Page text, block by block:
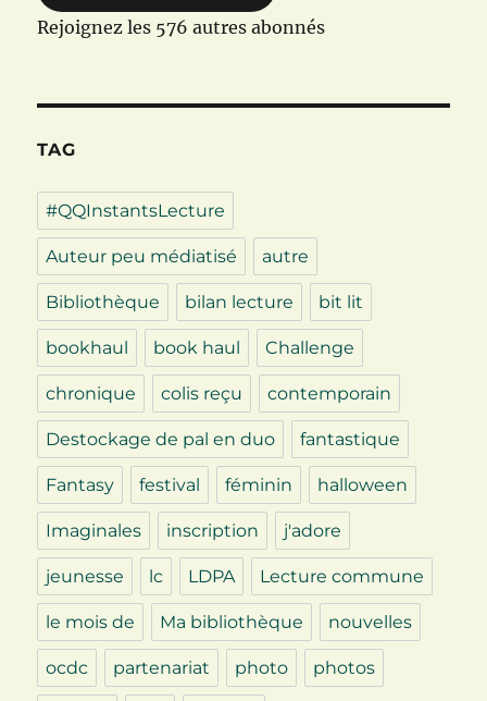
Rejoignez les 576 autres abonnés
TAG
#QQInstantsLecture
Auteur peu médiatisé autre
Bibliothèque bilan lecture bit lit
bookhaul book haul Challenge
chronique colis reçu contemporain
Destockage de pal en duo fantastique
Fantasy festival féminin halloween
Imaginales inscription j'adore
jeunesse lc LDPA Lecture commune
le mois de Ma bibliothèque nouvelles
ocdc partenariat photo photos